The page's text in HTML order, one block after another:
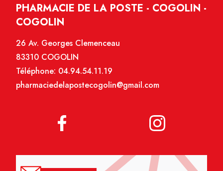
PHARMACIE DE LA POSTE - COGOLIN -
COGOLIN
26 Av. Georges Clemenceau
83310 COGOLIN
Téléphone: 04.94.54.11.19
pharmaciedelapostecogolin@gmail.com